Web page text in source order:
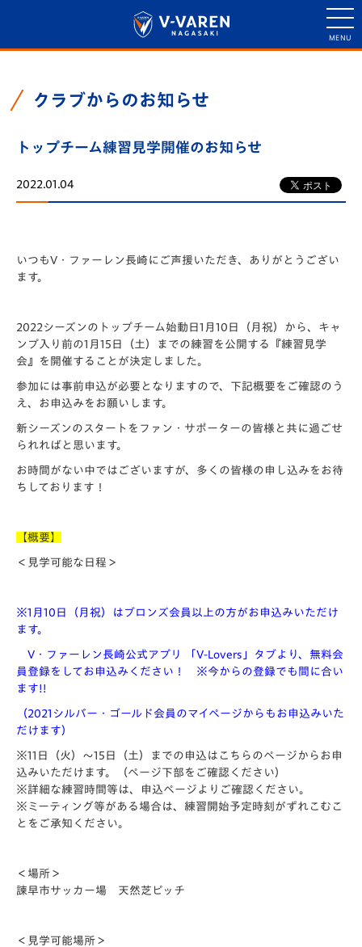
クラブからのお知らせ
トップチーム練習見学開催のお知らせ
2022.01.04
いつもV・ファーレン長崎にご声援いただき、ありがとうござい
ます。
2022シーズンのトップチーム始動日1月10日（月祝）から、キャ
ンプ入り前の1月15日（土）までの練習を公開する
『練習見学
会』を開催することが決定 しました。
参加には事前申込が必要となりますので、下記概要をご確認のう
え、お申込みをお願いします。
新シーズンのスタートをファン・サポーターの皆様と共に過ごせ
られればと思います。
お時間がない中ではございますが、多くの皆様の申し込みをお待
ちしております！
【概要】
＜見学可能な日程＞
※1月10日（月祝）はブロンズ会員以上の方がお申込みいただけ
ます。
V・ファーレン長崎公式アプリ 「V-Lovers」タブより、無料会
員登録をしてお申込みください！ ※今からの登録でも間に合い
ます!!
（2021シルバー・ゴールド会員のマイページからもお申込みいた
だけます）
※11日（火）～15日（土）までの申込はこちらのページからお申
込みいただけます。（ページ下部をご確認ください）
※詳細な練習時間等は、申込ページよりご確認ください。
※ミーティング等がある場合は、練習開始予定時刻がずれこむこ
とをご承知ください。
＜場所＞
諫早市サッカー場 天然芝ピッチ
＜見学可能場所＞